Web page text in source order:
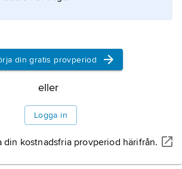
din gratis provperiod
eller
Logga in
din kostnadsfria provperiod härifrån.